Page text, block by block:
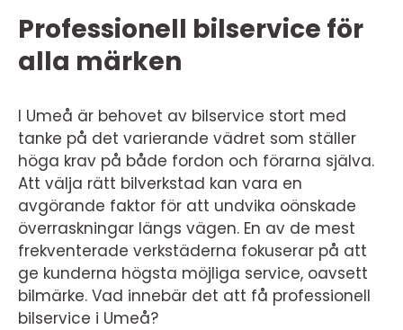
Professionell bilservice för
alla märken
I Umeå är behovet av bilservice stort med
tanke på det varierande vädret som ställer
höga krav på både fordon och förarna själva.
Att välja rätt bilverkstad kan vara en
avgörande faktor för att undvika oönskade
överraskningar längs vägen. En av de mest
frekventerade verkstäderna fokuserar på att
ge kunderna högsta möjliga service, oavsett
bilmärke. Vad innebär det att få professionell
bilservice i Umeå?